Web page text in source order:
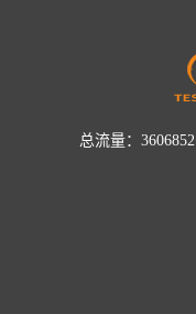
总流量：3606852